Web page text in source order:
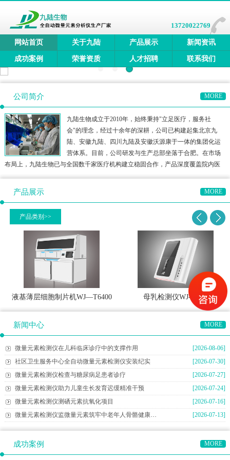
13720022769
网站首页 关于九陆 产品展示 新闻资讯
成功案例 荣誉资质 人才招聘 联系我们
公司简介 MORE
九陆生物成立于2010年，始终秉持"立足医疗，服务社
会"的理念，经过十余年的深耕，公司已构建起集北京九
陆、安徽九陆、四川九陆及安徽沃源康于一体的集团化运
营体系。目前，公司研发与生产总部坐落于合肥。在市场
布局上，九陆生物已与全国数千家医疗机构建立稳固合作，产品深度覆盖院内医
态圈。公司产品矩阵涵盖全自动微量元素分析仪、全自动维生素分
产品展示 MORE
产品类别>>
液基薄层细胞制片机WJ—T6400 母乳检测仪WJ-M600
新闻中心 MORE
[2026-08-06]
微量元素检测仪在儿科临床诊疗中的支撑作用
[2026-07-30]
社区卫生服务中心全自动微量元素检测仪安装纪实
[2026-07-27]
微量元素检测仪检查与糖尿病足患者诊疗
[2026-07-24]
微量元素检测仪助力儿童生长发育迟缓精准干预
[2026-07-16]
微量元素检测仪测硒元素抗氧化项目
[2026-07-13]
微量元素检测仪监微量元素筑牢中老年人骨骼健康防线
成功案例 MORE